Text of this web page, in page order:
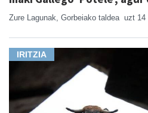
Zure Lagunak, Gorbeiako taldea uzt 14
IRITZIA